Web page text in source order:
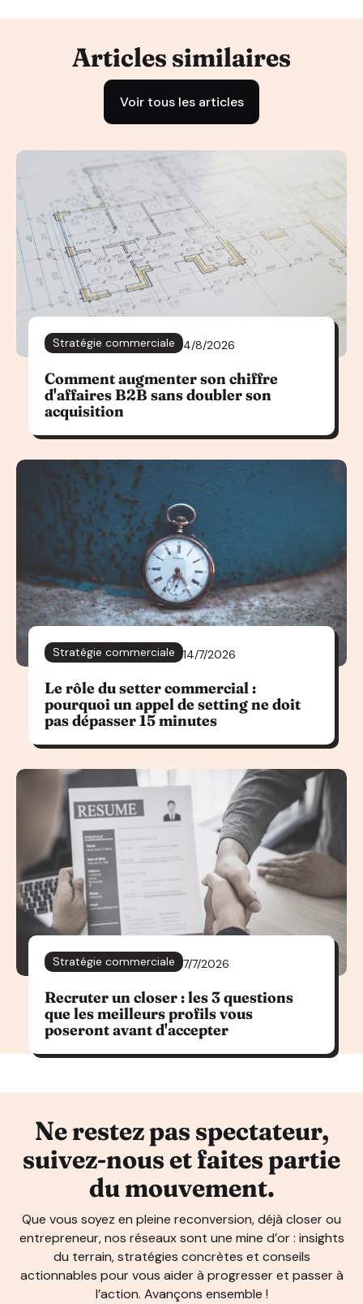
Articles similaires
Voir tous les articles
Stratégie commerciale 4/8/2026
Comment augmenter son chiffre
d'affaires B2B sans doubler son
acquisition
Stratégie commerciale 14/7/2026
Le rôle du setter commercial :
pourquoi un appel de setting ne doit
pas dépasser 15 minutes
Stratégie commerciale 7/7/2026
Recruter un closer : les 3 questions
que les meilleurs profils vous
poseront avant d'accepter
Ne restez pas spectateur,
suivez-nous et faites partie
du mouvement.
Que vous soyez en pleine reconversion, déjà closer ou
entrepreneur, nos réseaux sont une mine d’or : insights
du terrain, stratégies concrètes et conseils
actionnables pour vous aider à progresser et passer à
l’action. Avançons ensemble !